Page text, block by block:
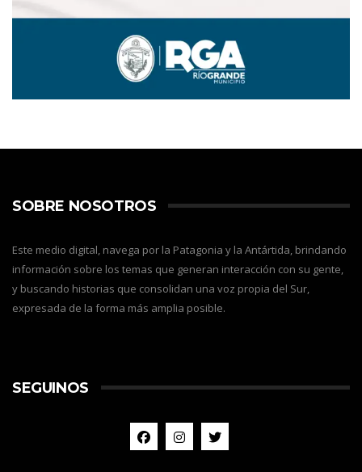
SOBRE NOSOTROS
Este medio digital, navega por la Patagonia y la Antártida, brindando
información sobre los temas que generan interacción con su gente,
y buscando historias que consolidan una voz propia del Sur,
expresada de la forma más amplia posible.
SEGUINOS